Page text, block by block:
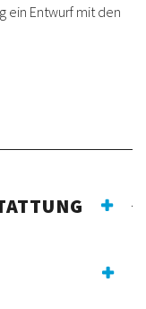
ein Entwurf mit den